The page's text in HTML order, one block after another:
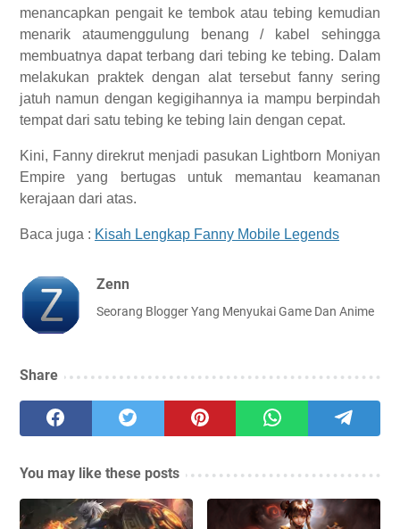
menancapkan pengait ke tembok atau tebing kemudian
menarik ataumenggulung benang / kabel sehingga
membuatnya dapat terbang dari tebing ke tebing. Dalam
melakukan praktek dengan alat tersebut fanny sering
jatuh namun dengan kegigihannya ia mampu berpindah
tempat dari satu tebing ke tebing lain dengan cepat.
Kini, Fanny direkrut menjadi pasukan Lightborn Moniyan
Empire yang bertugas untuk memantau keamanan
kerajaan dari atas.
Baca juga : Kisah Lengkap Fanny Mobile Legends
Zenn
Seorang Blogger Yang Menyukai Game Dan Anime
Share
You may like these posts